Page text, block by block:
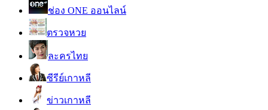
ช่อง ONE ออนไลน์
ตรวจหวย
ละครไทย
ซีรีย์เกาหลี
ข่าวเกาหลี